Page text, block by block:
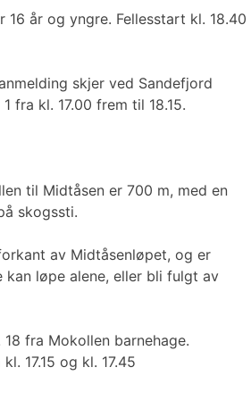
16 år og yngre. Fellesstart kl. 18.40
skjer ved Sandefjord
fra kl. 17.00 frem til 18.15.
til Midtåsen er 700 m, med en
skogssti.
av Midtåsenløpet, og er
kan løpe alene, eller bli fulgt av
fra Mokollen barnehage.
17.15 og kl. 17.45